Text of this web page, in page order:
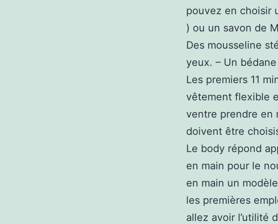
pouvez en choisir
) ou un savon de
Des mousseline
yeux. – Un
Les premiers 11
vêtement flexible
ventre prendre en
doivent être
Le body répond
en main pour le
en main un
les premières
allez avoir l’utilité